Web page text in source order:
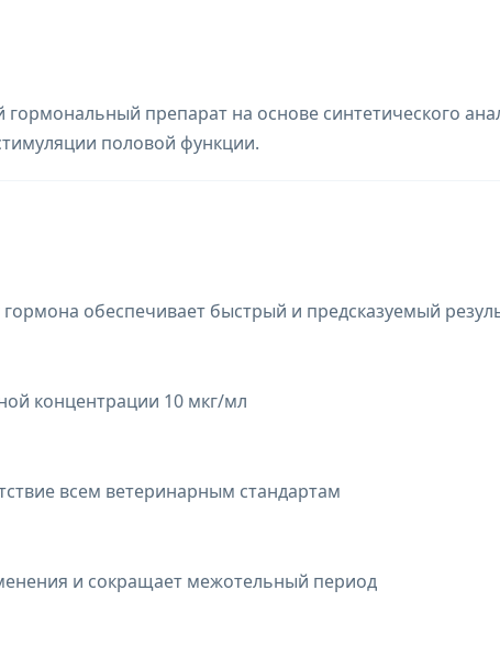
препарат на основе синтетического
половой функции.
обеспечивает быстрый и предсказуемый
концентрации 10 мкг/мл
всем ветеринарным стандартам
и сокращает межотельный период